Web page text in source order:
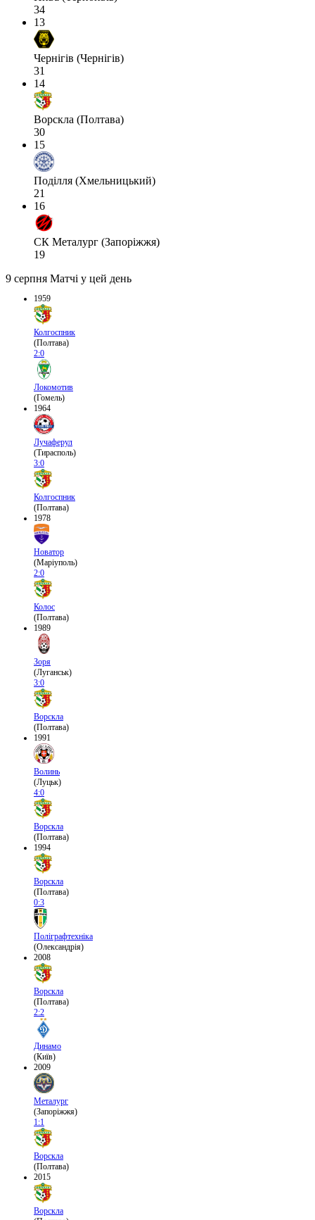
34
13
Чернігів (Чернігів)
31
14
Ворскла (Полтава)
30
15
Поділля (Хмельницький)
21
16
СК Металург (Запоріжжя)
19
9 серпня Матчі у цей день
1959
Колгоспник
(Полтава)
2:0
Локомотив
(Гомель)
1964
Лучаферул
(Тирасполь)
3:0
Колгоспник
(Полтава)
1978
Новатор
(Маріуполь)
2:0
Колос
(Полтава)
1989
Зоря
(Луганськ)
3:0
Ворскла
(Полтава)
1991
Волинь
(Луцьк)
4:0
Ворскла
(Полтава)
1994
Ворскла
(Полтава)
0:3
Поліграфтехніка
(Олександрія)
2008
Ворскла
(Полтава)
2:2
Динамо
(Київ)
2009
Металург
(Запоріжжя)
1:1
Ворскла
(Полтава)
2015
Ворскла